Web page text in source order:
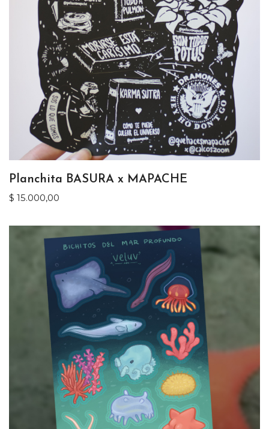
Planchita BASURA x MAPACHE
$ 15.000,00